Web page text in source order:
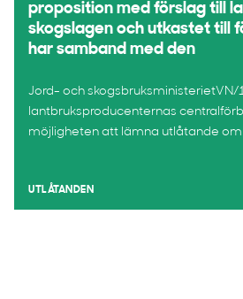
proposition med förslag till
skogslagen och utkastet till
har samband med den
Jord- och skogsbruksministerietVN/
lantbruksproducenternas
möjligheten att lämna utlåtande om
UTLÅTANDEN